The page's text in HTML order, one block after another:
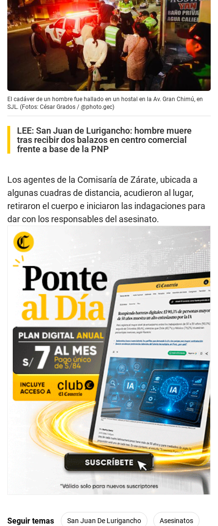
El cadáver de un hombre fue hallado en un hostal en la Av. Gran Chimú, en
SJL. (Fotos: César Grados / @photo.gec)
LEE: San Juan de Lurigancho: hombre muere
tras recibir dos balazos en centro comercial
frente a base de la PNP
Los agentes de la Comisaría de Zárate, ubicada a
algunas cuadras de distancia, acudieron al lugar,
retiraron el cuerpo e iniciaron las indagaciones para
dar con los responsables del asesinato.
Seguir temas San Juan De Lurigancho Asesinatos